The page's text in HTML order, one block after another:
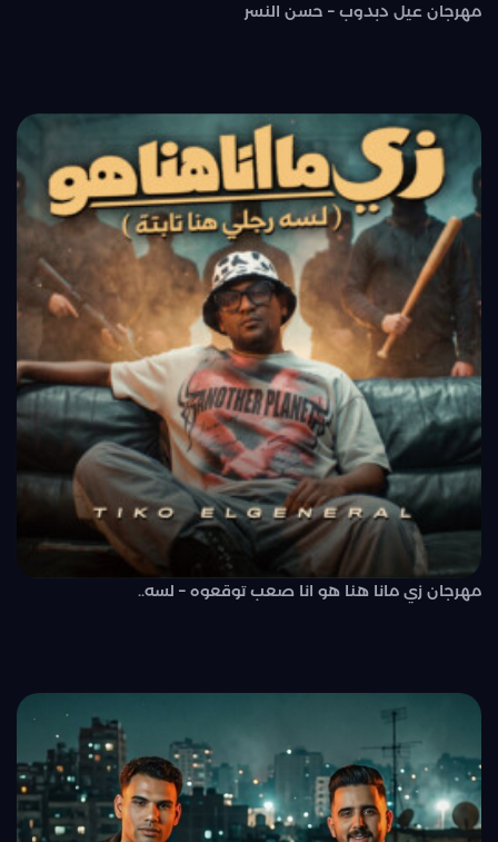
مهرجان عيل دبدوب – حسن النسر
مهرجان زي مانا هنا هو انا صعب توقعوه – لسه..